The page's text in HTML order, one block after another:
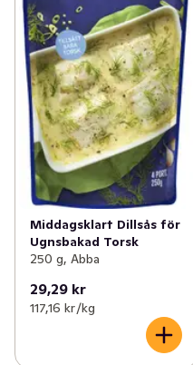
Middagsklart Dillsås för
Ugnsbakad Torsk
250 g, Abba
29,29 kr
117,16 kr /kg